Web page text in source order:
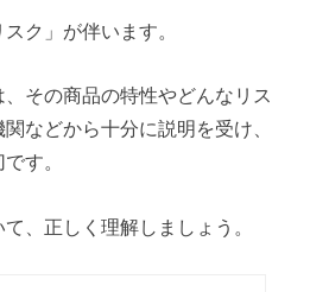
ク」が伴います。
その商品の特性やどんなリス
などから十分に説明を受け、
す。
、正しく理解しましょう。